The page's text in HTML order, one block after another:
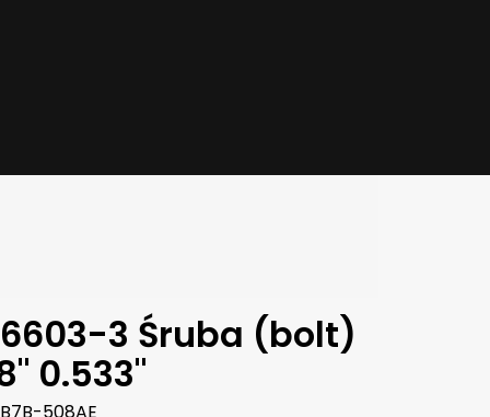
3 Śruba (bolt)
0.533"